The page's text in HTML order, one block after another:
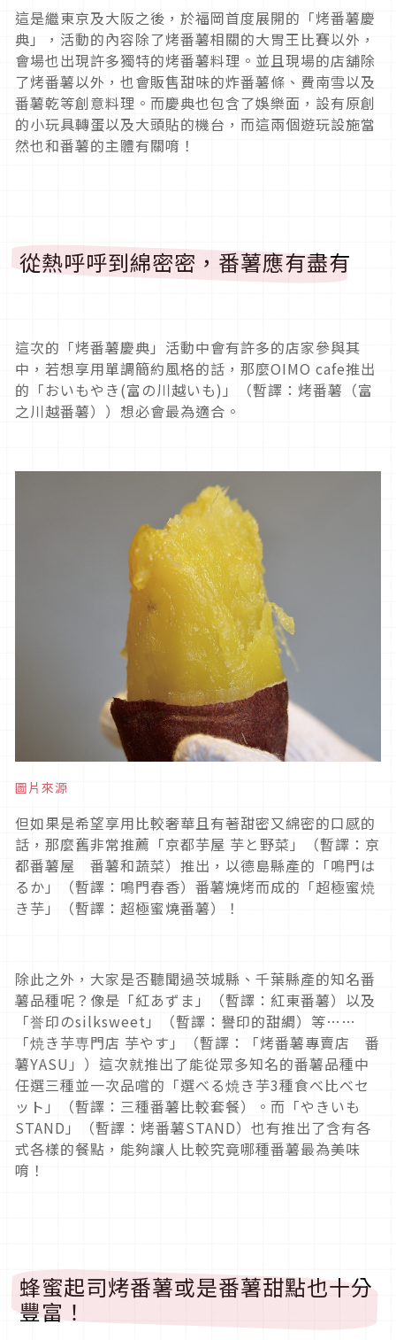
這是繼東京及大阪之後，於福岡首度展開的「烤番薯慶
典」，活動的內容除了烤番薯相關的大胃王比賽以外，
會場也出現許多獨特的烤番薯料理。並且現場的店舖除
了烤番薯以外，也會販售甜味的炸番薯條、費南雪以及
番薯乾等創意料理。而慶典也包含了娛樂面，設有原創
的小玩具轉蛋以及大頭貼的機台，而這兩個遊玩設施當
然也和番薯的主體有關唷！
從熱呼呼到綿密密，番薯應有盡有
這次的「烤番薯慶典」活動中會有許多的店家參與其
中，若想享用單調簡約風格的話，那麼OIMO cafe推出
的「おいもやき(富の川越いも)」（暫譯：烤番薯（富
之川越番薯））想必會最為適合。
圖片來源
但如果是希望享用比較奢華且有著甜密又綿密的口感的
話，那麼舊非常推薦「京都芋屋 芋と野菜」（暫譯：京
都番薯屋 番薯和蔬菜）推出，以德島縣產的「鳴門は
るか」（暫譯：鳴門春香）番薯燒烤而成的「超極蜜焼
き芋」（暫譯：超極蜜燒番薯）！
除此之外，大家是否聽聞過茨城縣、千葉縣產的知名番
薯品種呢？像是「紅あずま」（暫譯：紅東番薯）以及
「誉印のsilksweet」（暫譯：譽印的甜綢）等……
「焼き芋専門店 芋やす」（暫譯：「烤番薯專賣店 番
薯YASU」）這次就推出了能從眾多知名的番薯品種中
任選三種並一次品嚐的「選べる焼き芋3種食べ比べセ
ット」（暫譯：三種番薯比較套餐）。而「やきいも
STAND」（暫譯：烤番薯STAND）也有推出了含有各
式各樣的餐點，能夠讓人比較究竟哪種番薯最為美味
唷！
蜂蜜起司烤番薯或是番薯甜點也十分
豐富！